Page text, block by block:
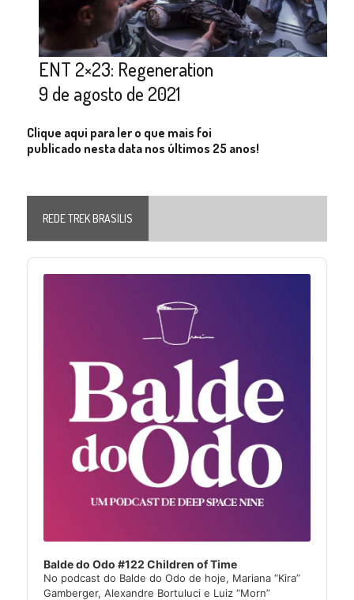
ENT 2×23: Regeneration
9 de agosto de 2021
Clique aqui para ler o que mais foi
publicado nesta data nos últimos 25 anos!
REDE TREK BRASILIS
Audio
Player
Balde do Odo #122 Children of Time
No podcast do Balde do Odo de hoje, Mariana “Kira”
Gamberger, Alexandre Bortuluci e Luiz “Morn”